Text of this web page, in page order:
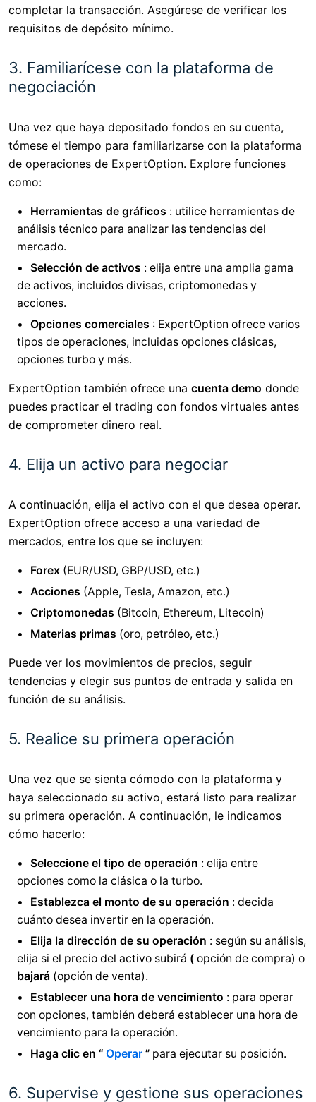
completar la transacción. Asegúrese de verificar los
requisitos de depósito mínimo.
3. Familiarícese con la plataforma de
negociación
Una vez que haya depositado fondos en su cuenta,
tómese el tiempo para familiarizarse con la plataforma
de operaciones de ExpertOption. Explore funciones
como:
Herramientas de gráficos : utilice herramientas de
análisis técnico para analizar las tendencias del
mercado.
Selección de activos : elija entre una amplia gama
de activos, incluidos divisas, criptomonedas y
acciones.
Opciones comerciales : ExpertOption ofrece varios
tipos de operaciones, incluidas opciones clásicas,
opciones turbo y más.
ExpertOption también ofrece una cuenta demo donde
puedes practicar el trading con fondos virtuales antes
de comprometer dinero real.
4. Elija un activo para negociar
A continuación, elija el activo con el que desea operar.
ExpertOption ofrece acceso a una variedad de
mercados, entre los que se incluyen:
Forex (EUR/USD, GBP/USD, etc.)
Acciones (Apple, Tesla, Amazon, etc.)
Criptomonedas (Bitcoin, Ethereum, Litecoin)
Materias primas (oro, petróleo, etc.)
Puede ver los movimientos de precios, seguir
tendencias y elegir sus puntos de entrada y salida en
función de su análisis.
5. Realice su primera operación
Una vez que se sienta cómodo con la plataforma y
haya seleccionado su activo, estará listo para realizar
su primera operación. A continuación, le indicamos
cómo hacerlo:
Seleccione el tipo de operación : elija entre
opciones como la clásica o la turbo.
Establezca el monto de su operación : decida
cuánto desea invertir en la operación.
Elija la dirección de su operación : según su análisis,
elija si el precio del activo subirá ( opción de compra) o
bajará (opción de venta).
Establecer una hora de vencimiento : para operar
con opciones, también deberá establecer una hora de
vencimiento para la operación.
Haga clic en “ Operar ” para ejecutar su posición.
6. Supervise y gestione sus operaciones